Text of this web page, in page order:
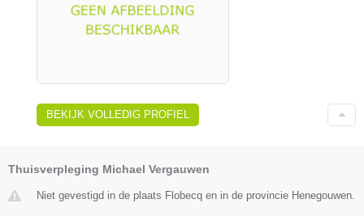
BEKIJK VOLLEDIG PROFIEL
Thuisverpleging Michael Vergauwen
Niet gevestigd in de plaats Flobecq en in de provincie Henegouwen.